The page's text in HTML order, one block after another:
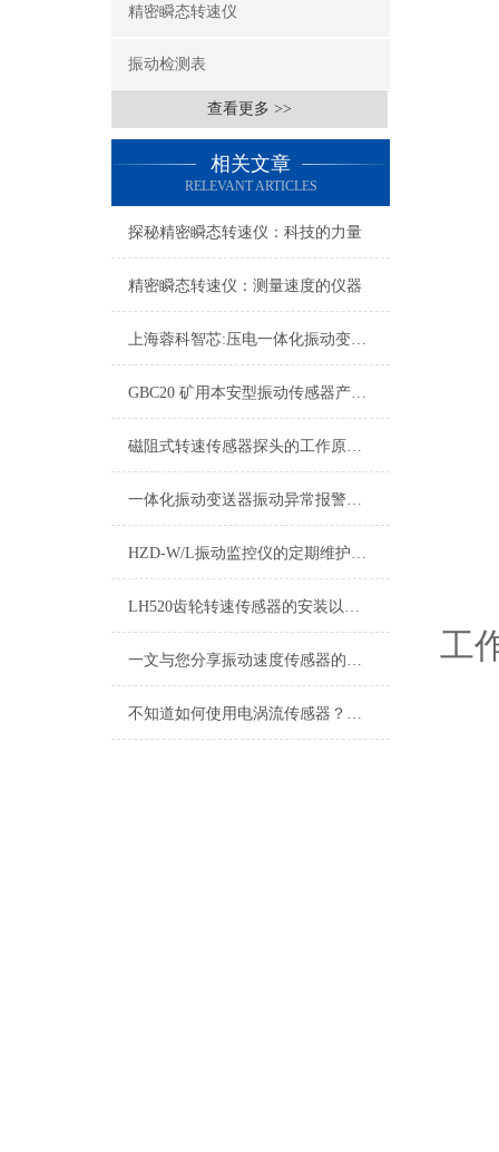
精密瞬态转速仪
振动检测表
查看更多 >>
相关文章
RELEVANT ARTICLES
探秘精密瞬态转速仪：科技的力量
精密瞬态转速仪：测量速度的仪器
上海蓉科智芯:压电一体化振动变送器
GBC20 矿用本安型振动传感器产品说明书
磁阻式转速传感器探头的工作原理及参数
一体化振动变送器振动异常报警与预警设置技术指南
HZD-W/L振动监控仪的定期维护保养制度介绍
LH520齿轮转速传感器的安装以及问题解决方法
一文与您分享振动速度传感器的安装步骤
不知道如何使用电涡流传感器？进来看
工